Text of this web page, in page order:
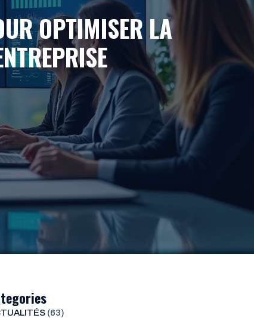
OPTIMISER LA
(63)